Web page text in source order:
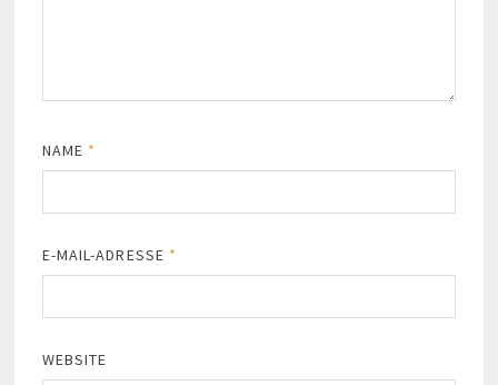
NAME *
E-MAIL-ADRESSE *
WEBSITE